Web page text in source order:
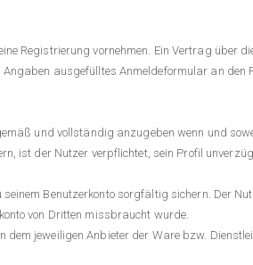
Registrierung vornehmen. Ein Vertrag über
ausgefülltes Anmeldeformular an
und vollständig anzugeben wenn und
ist der Nutzer verpflichtet, sein Profil
Benutzerkonto sorgfältig sichern. Der
von Dritten missbraucht wurde.
jeweiligen Anbieter der Ware bzw.